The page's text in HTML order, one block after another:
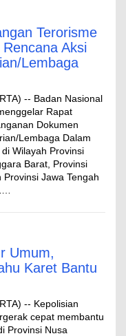
Terorisme
Aksi
Lembaga
-- Badan Nasional
Rapat
Dokumen
Lembaga Dalam
Wilayah Provinsi
Barat, Provinsi
Jawa Tengah
Umum,
Karet Bantu
-- Kepolisian
cepat membantu
Provinsi Nusa